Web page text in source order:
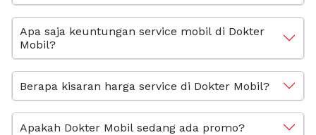
Apa saja keuntungan service mobil di Dokter
Mobil?
Berapa kisaran harga service di Dokter Mobil?
Apakah Dokter Mobil sedang ada promo?